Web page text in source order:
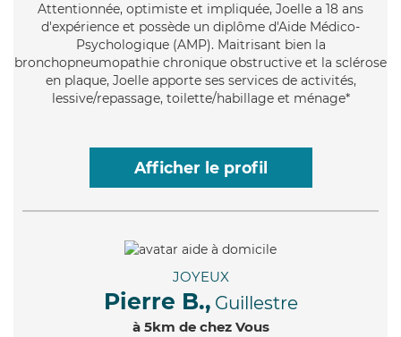
Attentionnée, optimiste et impliquée, Joelle a 18 ans
d'expérience et possède un diplôme d'Aide Médico-
Psychologique (AMP). Maitrisant bien la
bronchopneumopathie chronique obstructive et la sclérose
en plaque, Joelle apporte ses services de activités,
lessive/repassage, toilette/habillage et ménage*
Afficher le profil
JOYEUX
Pierre B., Guillestre
à 5km de chez Vous